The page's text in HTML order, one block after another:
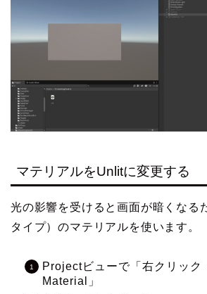
マテリアルをUnlitに変更する
光の影響を受けると画面が暗くなる
タイプ）のマテリアルを使います。
Projectビューで「右クリッ
Material」